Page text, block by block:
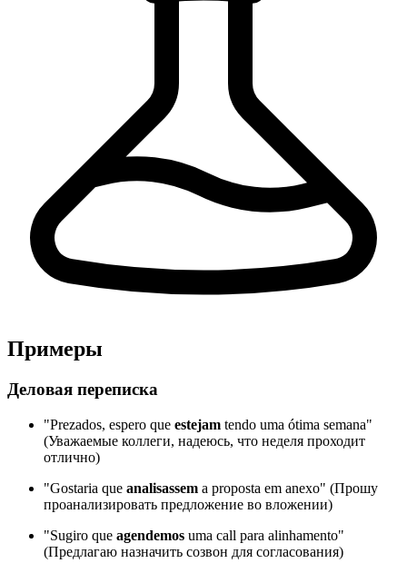
Примеры
Деловая переписка
"Prezados, espero que estejam tendo uma ótima semana"
(Уважаемые коллеги, надеюсь, что неделя проходит
отлично)
"Gostaria que analisassem a proposta em anexo" (Прошу
проанализировать предложение во вложении)
"Sugiro que agendemos uma call para alinhamento"
(Предлагаю назначить созвон для согласования)